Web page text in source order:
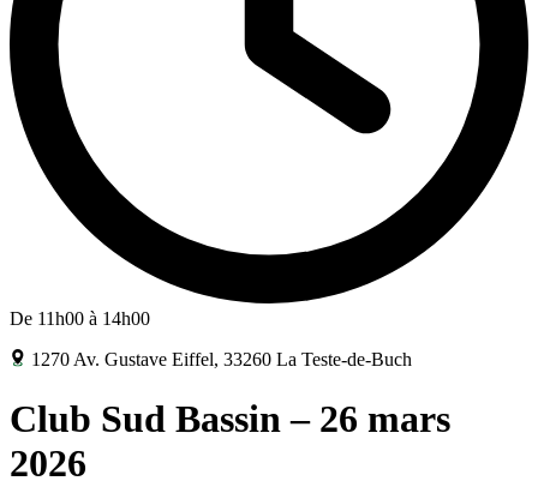
De 11h00 à 14h00
1270 Av. Gustave Eiffel, 33260 La Teste-de-Buch
Club Sud Bassin – 26 mars
2026